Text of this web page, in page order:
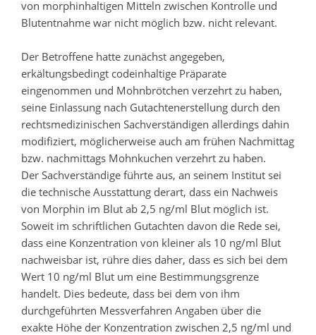
von morphinhaltigen Mitteln zwischen Kontrolle und
Blutentnahme war nicht möglich bzw. nicht relevant.
Der Betroffene hatte zunächst angegeben,
erkältungsbedingt codeinhaltige Präparate
eingenommen und Mohnbrötchen verzehrt zu haben,
seine Einlassung nach Gutachtenerstellung durch den
rechtsmedizinischen Sachverständigen allerdings dahin
modifiziert, möglicherweise auch am frühen Nachmittag
bzw. nachmittags Mohnkuchen verzehrt zu haben.
Der Sachverständige führte aus, an seinem Institut sei
die technische Ausstattung derart, dass ein Nachweis
von Morphin im Blut ab 2,5 ng/ml Blut möglich ist.
Soweit im schriftlichen Gutachten davon die Rede sei,
dass eine Konzentration von kleiner als 10 ng/ml Blut
nachweisbar ist, rühre dies daher, dass es sich bei dem
Wert 10 ng/ml Blut um eine Bestimmungsgrenze
handelt. Dies bedeute, dass bei dem von ihm
durchgeführten Messverfahren Angaben über die
exakte Höhe der Konzentration zwischen 2,5 ng/ml und